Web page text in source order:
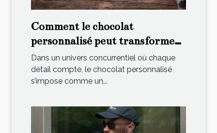
Comment le chocolat
personnalisé peut transformer
votre stratégie de marque ?
Dans un univers concurrentiel où chaque
détail compte, le chocolat personnalisé
s’impose comme un...